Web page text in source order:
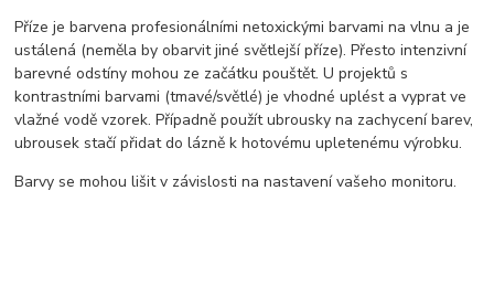
Příze je barvena profesionálními netoxickými barvami na vlnu a je
ustálená (neměla by obarvit jiné světlejší příze). Přesto intenzivní
barevné odstíny mohou ze začátku pouštět. U projektů s
kontrastními barvami (tmavé/světlé) je vhodné uplést a vyprat ve
vlažné vodě vzorek. Případně použít ubrousky na zachycení barev,
ubrousek stačí přidat do lázně k hotovému upletenému výrobku.
Barvy se mohou lišit v závislosti na nastavení vašeho monitoru.